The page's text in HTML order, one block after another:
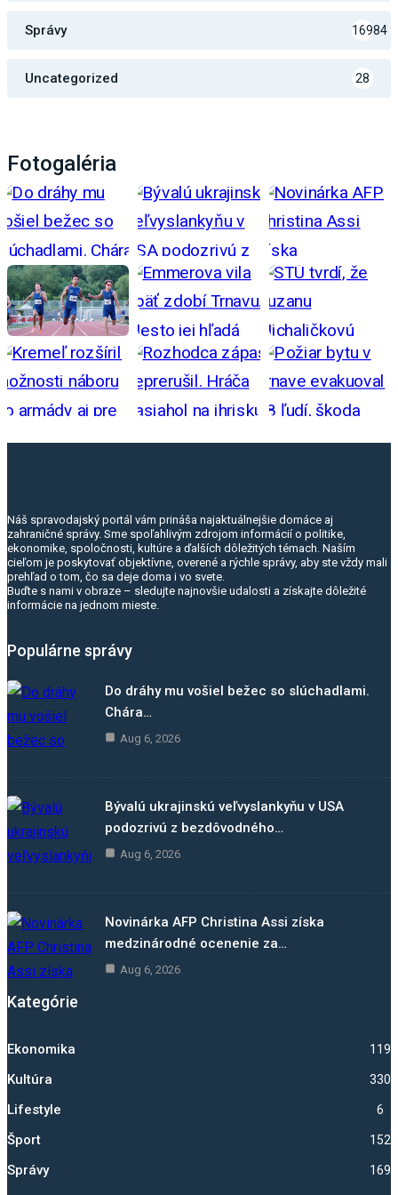
Správy 16984
Uncategorized 28
Fotogaléria
Náš spravodajský portál vám prináša najaktuálnejšie domáce aj
zahraničné správy. Sme spoľahlivým zdrojom informácií o politike,
ekonomike, spoločnosti, kultúre a ďalších dôležitých témach. Naším
cieľom je poskytovať objektívne, overené a rýchle správy, aby ste vždy mali
prehľad o tom, čo sa deje doma i vo svete.
Buďte s nami v obraze – sledujte najnovšie udalosti a získajte dôležité
informácie na jednom mieste.
Populárne správy
Do dráhy mu vošiel bežec so slúchadlami.
Chára…
Aug 6, 2026
Bývalú ukrajinskú veľvyslankyňu v USA
podozrivú z bezdôvodného…
Aug 6, 2026
Novinárka AFP Christina Assi získa
medzinárodné ocenenie za…
Aug 6, 2026
Kategórie
Ekonomika 1192
Kultúra 330
Lifestyle 6
Šport 1522
Správy